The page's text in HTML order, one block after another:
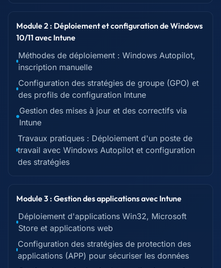
Module 2 : Déploiement et configuration de Windows
10/11 avec Intune
Méthodes de déploiement : Windows Autopilot,
inscription manuelle
Configuration des stratégies de groupe (GPO) et
des profils de configuration Intune
Gestion des mises à jour et des correctifs via
Intune
Travaux pratiques : Déploiement d'un poste de
travail avec Windows Autopilot et configuration
des stratégies
Module 3 : Gestion des applications avec Intune
Déploiement d'applications Win32, Microsoft
Store et applications web
Configuration des stratégies de protection des
applications (APP) pour sécuriser les données